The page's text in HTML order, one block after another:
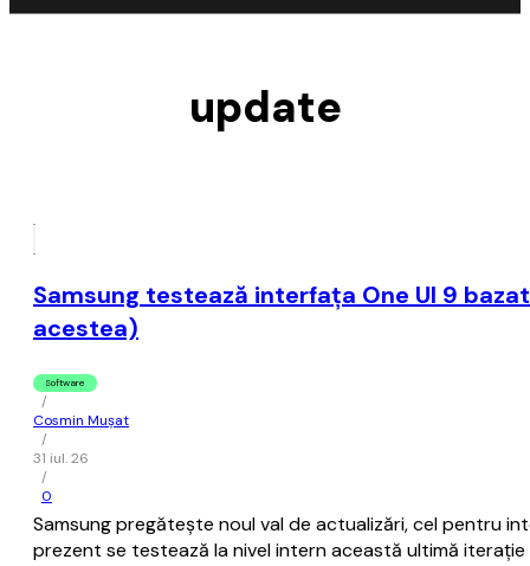
update
Samsung testează interfaţa One UI 9
acestea)
Software
/
Cosmin Mușat
/
31 iul. 26
/
0
Samsung pregăteşte noul val de actualizări, cel pentru
prezent se testează la nivel intern această ultimă